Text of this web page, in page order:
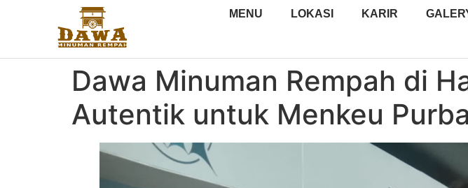
MENU LOKASI KARIR
Dawa Minuman Rempah di
Autentik untuk Menkeu